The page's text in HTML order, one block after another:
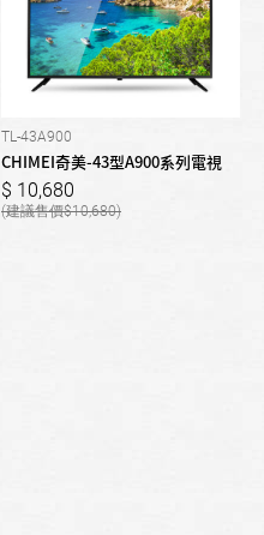
TL-43A900
CHIMEI奇美-43型A900系列電視
10,680
10,680